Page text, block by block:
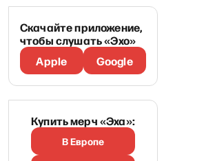
Скачайте приложение,
чтобы слушать «Эхо»
Apple
Google
Купить мерч «Эха»:
В Европе